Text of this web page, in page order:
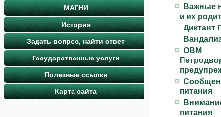
МАГНИ
История
Задать вопрос, найти ответ
Государственные услуги
Полезные ссылки
Карта сайта
Важные
и их
Диктант
ОВМ
питания
питания